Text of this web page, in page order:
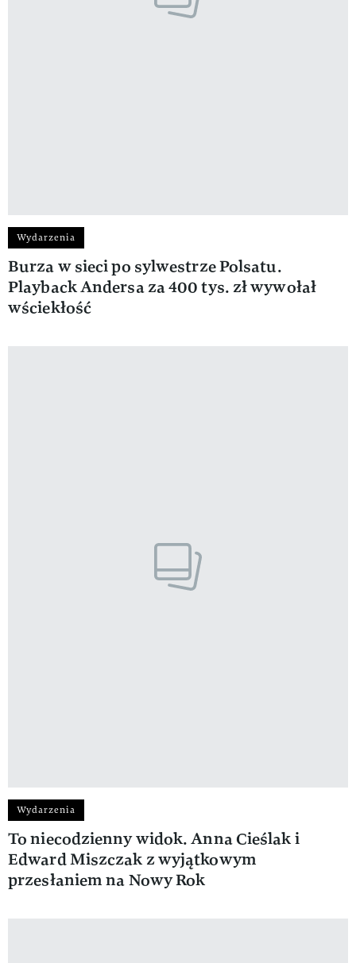
Wydarzenia
Burza w sieci po sylwestrze Polsatu.
Playback Andersa za 400 tys. zł wywołał
wściekłość
Wydarzenia
To niecodzienny widok. Anna Cieślak i
Edward Miszczak z wyjątkowym
przesłaniem na Nowy Rok